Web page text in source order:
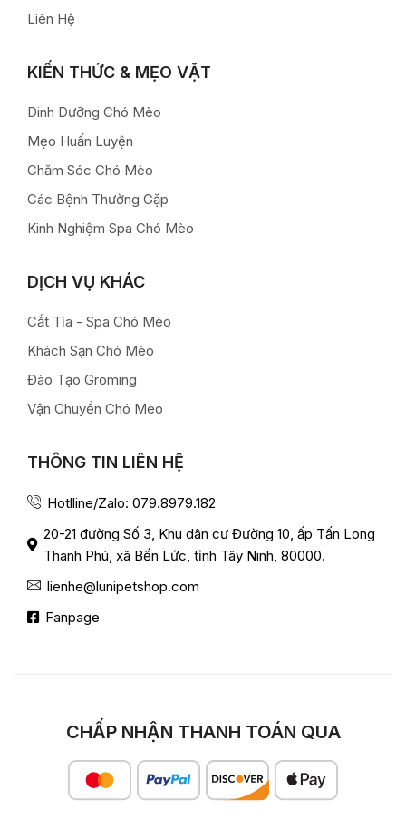
Liên Hệ
KIẾN THỨC & MẸO VẶT
Dinh Dưỡng Chó Mèo
Mẹo Huấn Luyện
Chăm Sóc Chó Mèo
Các Bệnh Thường Gặp
Kinh Nghiệm Spa Chó Mèo
DỊCH VỤ KHÁC
Cắt Tỉa - Spa Chó Mèo
Khách Sạn Chó Mèo
Đào Tạo Groming
Vận Chuyển Chó Mèo
THÔNG TIN LIÊN HỆ
Hotlline/Zalo: 079.8979.182
20-21 đường Số 3, Khu dân cư Đường 10, ấp Tấn Long
Thanh Phú, xã Bến Lức, tỉnh Tây Ninh, 80000.
lienhe@lunipetshop.com
Fanpage
CHẤP NHẬN THANH TOÁN QUA